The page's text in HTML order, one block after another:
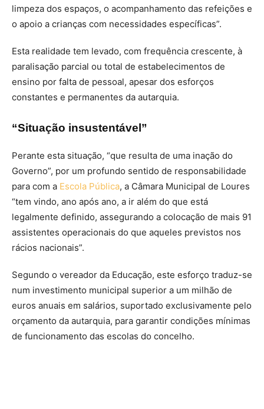
limpeza dos espaços, o acompanhamento das refeições e
o apoio a crianças com necessidades específicas”.
Esta realidade tem levado, com frequência crescente, à
paralisação parcial ou total de estabelecimentos de
ensino por falta de pessoal, apesar dos esforços
constantes e permanentes da autarquia.
“Situação insustentável”
Perante esta situação, “que resulta de uma inação do
Governo”, por um profundo sentido de responsabilidade
para com a Escola Pública, a Câmara Municipal de Loures
“tem vindo, ano após ano, a ir além do que está
legalmente definido, assegurando a colocação de mais 91
assistentes operacionais do que aqueles previstos nos
rácios nacionais”.
Segundo o vereador da Educação, este esforço traduz-se
num investimento municipal superior a um milhão de
euros anuais em salários, suportado exclusivamente pelo
orçamento da autarquia, para garantir condições mínimas
de funcionamento das escolas do concelho.